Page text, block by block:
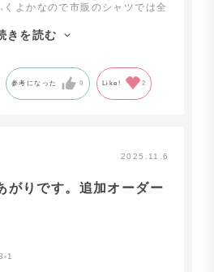
よかなので市販のシャツでは全
イズを測り、少し余裕を持たせて
イズして今は完璧にフィットして
きを読む
参考になった 0 Like! 2
2025.11.6
がりです。追加オーダー
1